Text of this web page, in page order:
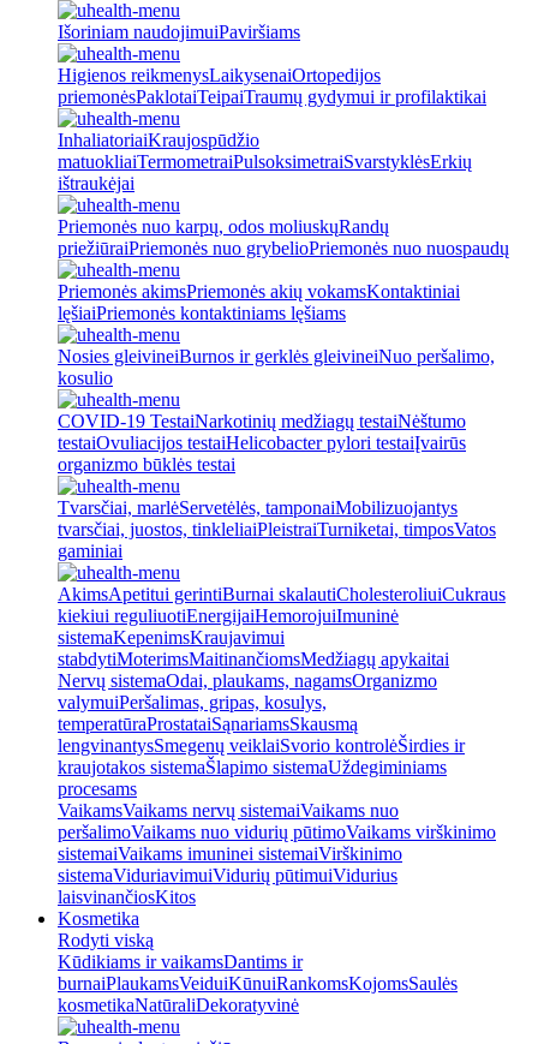
Išoriniam naudojimuiPaviršiams
Higienos reikmenysLaikysenaiOrtopedijos
priemonėsPaklotaiTeipaiTraumų gydymui ir profilaktikai
InhaliatoriaiKraujospūdžio
matuokliaiTermometraiPulsoksimetraiSvarstyklėsErkių
ištraukėjai
Priemonės nuo karpų, odos moliuskųRandų
priežiūraiPriemonės nuo grybelioPriemonės nuo nuospaudų
Priemonės akimsPriemonės akių vokamsKontaktiniai
lęšiaiPriemonės kontaktiniams lęšiams
Nosies gleivineiBurnos ir gerklės gleivineiNuo peršalimo,
kosulio
COVID-19 TestaiNarkotinių medžiagų testaiNėštumo
testaiOvuliacijos testaiHelicobacter pylori testaiĮvairūs
organizmo būklės testai
Tvarsčiai, marlėServetėlės, tamponaiMobilizuojantys
tvarsčiai, juostos, tinkleliaiPleistraiTurniketai, timposVatos
gaminiai
AkimsApetitui gerintiBurnai skalautiCholesteroliuiCukraus
kiekiui reguliuotiEnergijaiHemorojuiImuninė
sistemaKepenimsKraujavimui
stabdytiMoterimsMaitinančiomsMedžiagų apykaitai
Nervų sistemaOdai, plaukams, nagamsOrganizmo
valymuiPeršalimas, gripas, kosulys,
temperatūraProstataiSąnariamsSkausmą
lengvinantysSmegenų veiklaiSvorio kontrolėŠirdies ir
kraujotakos sistemaŠlapimo sistemaUždegiminiams
procesams
VaikamsVaikams nervų sistemaiVaikams nuo
peršalimoVaikams nuo vidurių pūtimoVaikams virškinimo
sistemaiVaikams imuninei sistemaiVirškinimo
sistemaViduriavimuiVidurių pūtimuiVidurius
laisvinančiosKitos
Kosmetika
Rodyti viską
Kūdikiams ir vaikamsDantims ir
burnaiPlaukamsVeiduiKūnuiRankomsKojomsSaulės
kosmetikaNatūraliDekoratyvinė